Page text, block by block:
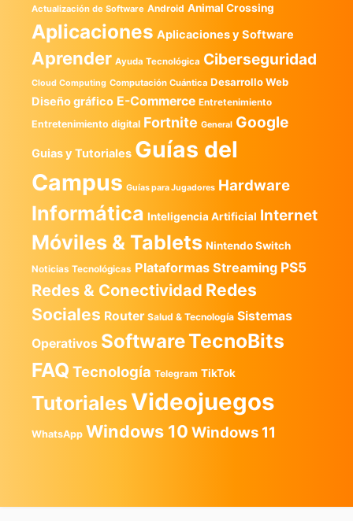
Actualización de Software Android Animal Crossing
Aplicaciones Aplicaciones y Software
Aprender Ayuda Tecnológica Ciberseguridad
Cloud Computing Computación Cuántica Desarrollo Web
Diseño gráfico E-Commerce Entretenimiento
Entretenimiento digital Fortnite General Google
Guias y Tutoriales Guías del
Campus Guías para Jugadores Hardware
Informática Inteligencia Artificial Internet
Móviles & Tablets Nintendo Switch
Noticias Tecnológicas Plataformas Streaming PS5
Redes & Conectividad Redes
Sociales Router Salud & Tecnología Sistemas
Operativos SoftwareTecnoBits
FAQ Tecnología Telegram TikTok
Tutoriales Videojuegos
WhatsApp Windows 10 Windows 11